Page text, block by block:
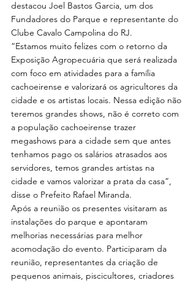
destacou Joel Bastos Garcia, um dos
Fundadores do Parque e representante do
Clube Cavalo Campolina do RJ.
“Estamos muito felizes com o retorno da
Exposição Agropecuária que será realizada
com foco em atividades para a família
cachoeirense e valorizará os agricultores da
cidade e os artistas locais. Nessa edição não
teremos grandes shows, não é correto com
a população cachoeirense trazer
megashows para a cidade sem que antes
tenhamos pago os salários atrasados aos
servidores, temos grandes artistas na
cidade e vamos valorizar a prata da casa”,
disse o Prefeito Rafael Miranda.
Após a reunião os presentes visitaram as
instalações do parque e apontaram
melhorias necessárias para melhor
acomodação do evento. Participaram da
reunião, representantes da criação de
pequenos animais, piscicultores, criadores